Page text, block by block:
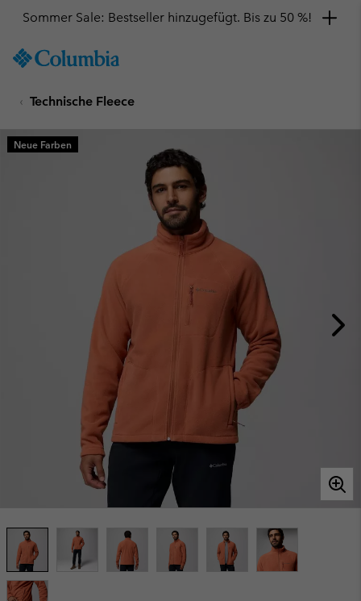
TO
SKIP
MAIN
NAV
Sommer Sale: Bestseller hinzugefügt. Bis zu 50 %!
Technische Fleece
Neue Farben